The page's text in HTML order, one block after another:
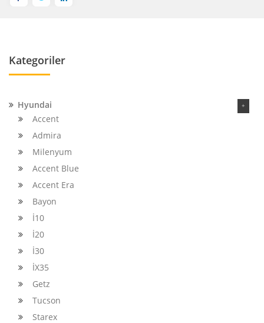
Kategoriler
Hyundai
Accent
Admira
Milenyum
Accent Blue
Accent Era
Bayon
İ10
İ20
İ30
İX35
Getz
Tucson
Starex